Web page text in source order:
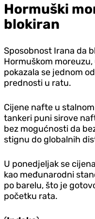
Hormuški
blokiran
Sposobnost Irana da
Hormuškom
pokazala se jednom
prednosti u ratu.
Cijene nafte u
tankeri puni sirove
bez mogućnosti da
stignu do globalnih
U poned‌jeljak se
kao međunarodni
po barelu, što je
početku rata.